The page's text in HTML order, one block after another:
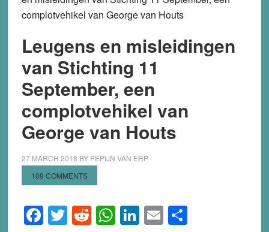
complotvehikel van George van Houts
Leugens en misleidingen
van Stichting 11
September, een
complotvehikel van
George van Houts
27 MARCH 2018 BY PEPIJN VAN ERP
109 COMMENTS
Facebook
Twitter
Reddit
WhatsApp
LinkedIn
EmailShare